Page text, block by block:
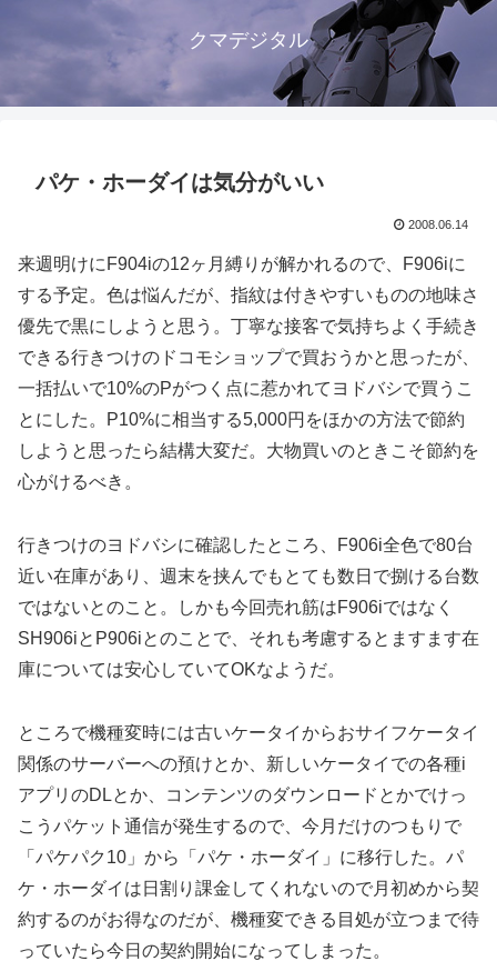
クマデジタル
パケ・ホーダイは気分がいい
2008.06.14
来週明けにF904iの12ヶ月縛りが解かれるので、F906iに
する予定。色は悩んだが、指紋は付きやすいものの地味さ
優先で黒にしようと思う。丁寧な接客で気持ちよく手続き
できる行きつけのドコモショップで買おうかと思ったが、
一括払いで10%のPがつく点に惹かれてヨドバシで買うこ
とにした。P10%に相当する5,000円をほかの方法で節約
しようと思ったら結構大変だ。大物買いのときこそ節約を
心がけるべき。
行きつけのヨドバシに確認したところ、F906i全色で80台
近い在庫があり、週末を挟んでもとても数日で捌ける台数
ではないとのこと。しかも今回売れ筋はF906iではなく
SH906iとP906iとのことで、それも考慮するとますます在
庫については安心していてOKなようだ。
ところで機種変時には古いケータイからおサイフケータイ
関係のサーバーへの預けとか、新しいケータイでの各種i
アプリのDLとか、コンテンツのダウンロードとかでけっ
こうパケット通信が発生するので、今月だけのつもりで
「パケパク10」から「パケ・ホーダイ」に移行した。パ
ケ・ホーダイは日割り課金してくれないので月初めから契
約するのがお得なのだが、機種変できる目処が立つまで待
っていたら今日の契約開始になってしまった。